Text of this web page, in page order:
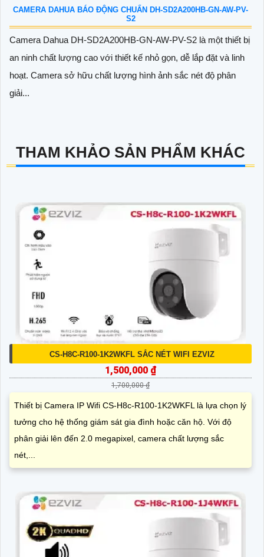
CAMERA DAHUA BÁO ĐỘNG CHUẨN DH-SD2A200HB-GN-AW-PV-
S2
Camera Dahua DH-SD2A200HB-GN-AW-PV-S2 là một thiết bị
an ninh chất lượng cao với thiết kế nhỏ gọn, dễ lắp đặt và linh
hoạt. Camera sở hữu chất lượng hình ảnh sắc nét độ phân
giải...
THAM KHẢO SẢN PHẨM KHÁC
CS-H8C-R100-1K2WKFL SẮC NÉT WIFI EZVIZ
1,500,000 ₫
1,700,000 ₫
Thiết bị Camera IP Wifi CS-H8c-R100-1K2WKFL là lựa chọn lý
tưởng cho hệ thống giám sát gia đình hoặc căn hộ. Với độ
phân giải lên đến 2.0 megapixel, camera chất lượng sắc
nét,...